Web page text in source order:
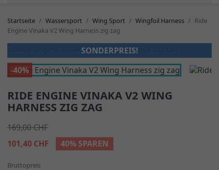
Startseite Wassersport Wing Sport Wingfoil Harness
Ride
Engine Vinaka V2 Wing Harness zig zag
SONDERPREIS!
-40%
RIDE ENGINE VINAKA V2 WING
HARNESS ZIG ZAG
169,00 CHF
101,40 CHF
40% SPAREN
Bruttopreis